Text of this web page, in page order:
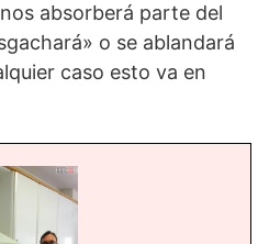
absorberá parte del
o se ablandará
caso esto va en